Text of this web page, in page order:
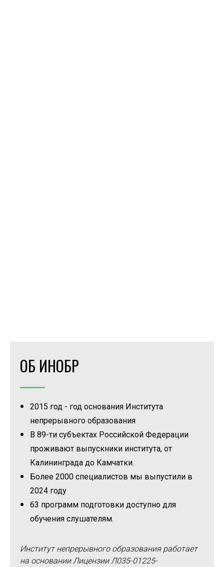
ОБ ИНОБР
2015 год - год основания Института
непрерывного образования
В 89-ти субъектах Российской Федерации
проживают выпускники института, от
Калининграда до Камчатки.
Более 2000 специалистов мы выпустили в
2024 году
63 программ подготовки доступно для
обучения слушателям.
Институт непрерывного образования работает
на основании Лицензии Л035-01225-